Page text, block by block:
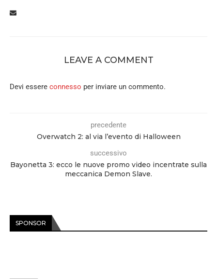
LEAVE A COMMENT
Devi essere connesso per inviare un commento.
precedente
Overwatch 2: al via l’evento di Halloween
successivo
Bayonetta 3: ecco le nuove promo video incentrate sulla
meccanica Demon Slave.
SPONSOR